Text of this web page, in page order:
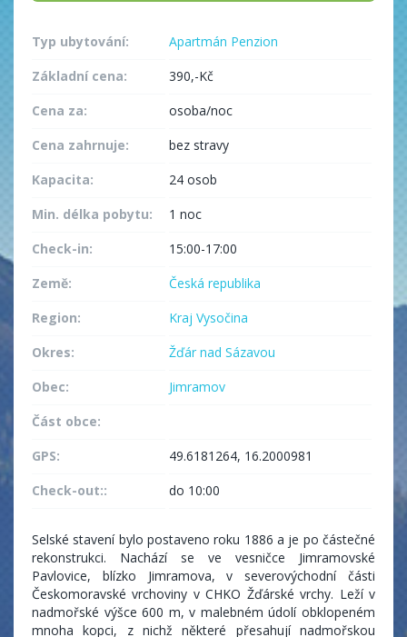
Typ ubytování: Apartmán Penzion
Základní cena:
390,-Kč
Cena za:
osoba/noc
Cena zahrnuje:
bez stravy
Kapacita:
24 osob
Min. délka pobytu:
1 noc
Check-in:
15:00-17:00
Země:
Česká republika
Region:
Kraj Vysočina
Okres:
Žďár nad Sázavou
Obec:
Jimramov
Část obce:
GPS:
49.6181264, 16.2000981
Check-out::
do 10:00
Selské stavení bylo postaveno roku 1886 a je po částečné
rekonstrukci. Nachází se ve vesničce Jimramovské
Pavlovice, blízko Jimramova, v severovýchodní části
Českomoravské vrchoviny v CHKO Žďárské vrchy. Leží v
nadmořské výšce 600 m, v malebném údolí obklopeném
mnoha kopci, z nichž některé přesahují nadmořskou